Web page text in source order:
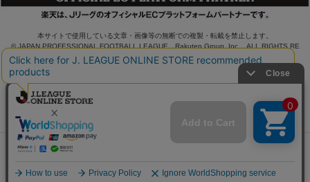
本サイトで使用している文章・画像等の無断での複製・転載を禁止します。
© JAPAN PROFESSIONAL FOOTBALL LEAGUE Rakuten Group, Inc. ALL RIGHTS RE
SERVED.